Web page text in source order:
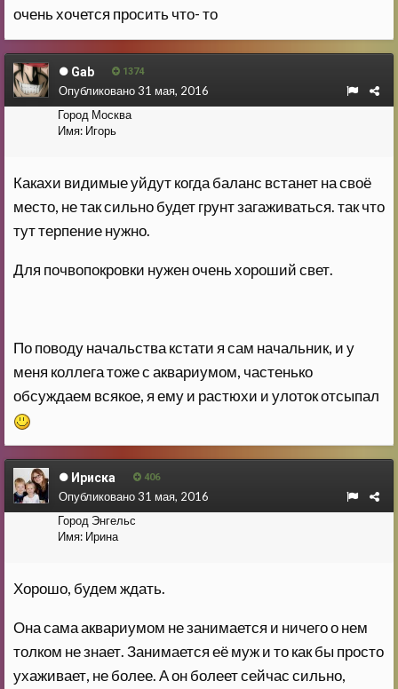
очень хочется просить что- то
Gab 1374
Город Москва
Имя: Игорь
Опубликовано31 мая, 2016
Какахи видимые уйдут когда баланс встанет на своё
место, не так сильно будет грунт загаживаться. так что
тут терпение нужно.
Для почвопокровки нужен очень хороший свет.
По поводу начальства кстати я сам начальник, и у
меня коллега тоже с аквариумом, частенько
обсуждаем всякое, я ему и растюхи и улоток отсыпал
Ириска 406
Город Энгельс
Имя: Ирина
Опубликовано31 мая, 2016
Хорошо, будем ждать.
Она сама аквариумом не занимается и ничего о нем
толком не знает. Занимается её муж и то как бы просто
ухаживает, не более. А он болеет сейчас сильно,